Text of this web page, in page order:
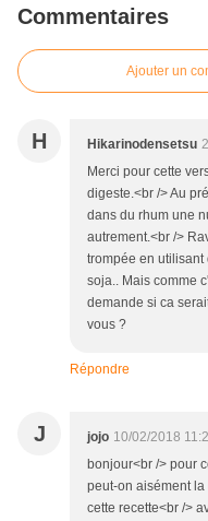
Commentaires
Ajouter un
H Hikarinodensetsu
Merci pour cette
digeste.<br /> Au
dans du rhum une
autrement.<br />
trompée en
soja.. Mais comme
demande si ca
vous ?
Répondre
J jojo 10/02/2018
bonjour<br /> pour
peut-on aisément
cette recette<br />